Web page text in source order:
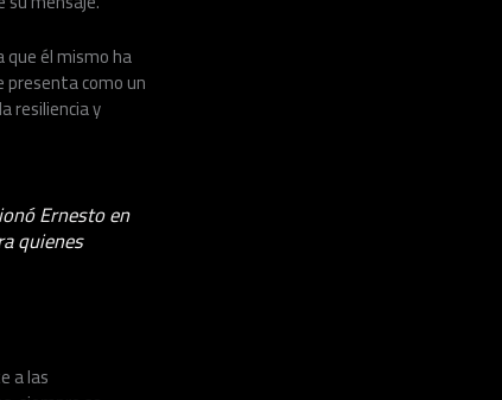
que él mismo ha
presenta como un
resiliencia y
Ernesto en
quienes
a las